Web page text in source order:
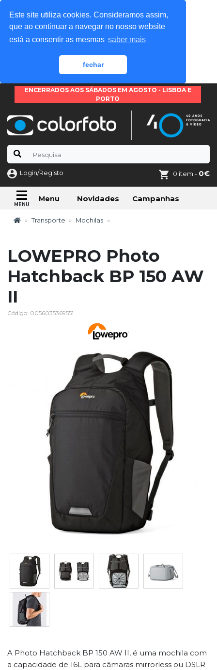
Este site utiliza cookies. Consideramos assim,
que ao continuar a navegar no nosso website
está a consentir as mesmas saber mais
fechar
ENCERRADOS AOS SÁBADOS EM AGOSTO - LISBOA E
PORTO
Login/Registo 0 item - 0€
Menu Novidades Campanhas
Transporte Mochilas
LOWEPRO Photo
Hatchback BP 150 AW
II
Código: 0056035369551
A Photo Hatchback BP 150 AW II, é uma mochila com
a capacidade de 16L para câmaras mirrorless ou DSLR